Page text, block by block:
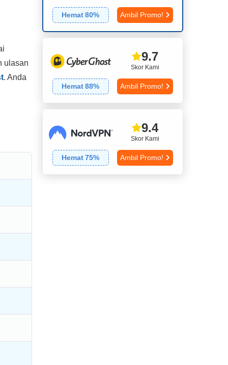
ulasan
. Anda
Hemat 80% Ambil Promo!
Skor Kami
9.7
Hemat 88% Ambil Promo!
Skor Kami
9.4
Hemat 75% Ambil Promo!